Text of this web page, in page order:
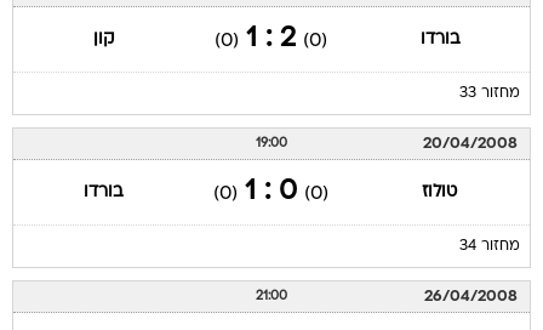
בורדו (0)
2 : 1
(0) קון
מחזור 33
20/04/2008
19:00
טולוז (0)
0 : 1
(0) בורדו
מחזור 34
26/04/2008
21:00